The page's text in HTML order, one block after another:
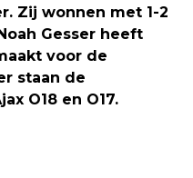
Zij wonnen met 1-2
Gesser heeft
voor de
staan de
O18 en O17.